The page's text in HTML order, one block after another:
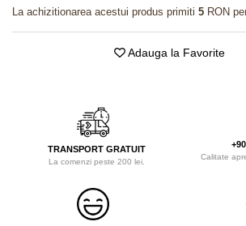
La achizitionarea acestui produs primiti 5 RON
Adauga la Favorite
TRANSPORT GRATUIT
La comenzi peste 200 lei.
Calitate